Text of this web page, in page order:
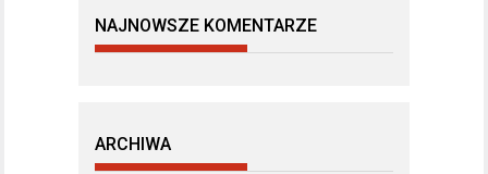
NAJNOWSZE KOMENTARZE
ARCHIWA